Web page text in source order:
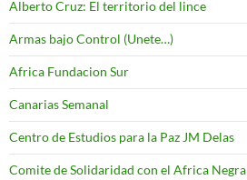
Alberto Cruz: El territorio del lince
Armas bajo Control (Unete…)
Africa Fundacion Sur
Canarias Semanal
Centro de Estudios para la Paz JM Delas
Comite de Solidaridad con el Africa Negra